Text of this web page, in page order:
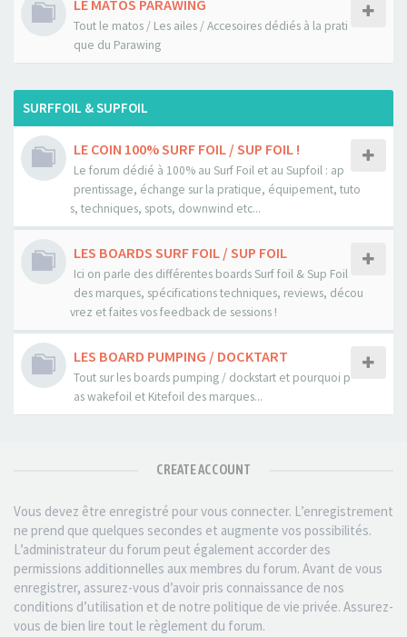
LE MATOS PARAWING
Tout le matos / Les ailes / Accesoires dédiés à la prati
que du Parawing
SURFFOIL & SUPFOIL
LE COIN 100% SURF FOIL / SUP FOIL !
Le forum dédié à 100% au Surf Foil et au Supfoil : ap
prentissage, échange sur la pratique, équipement, tuto
s, techniques, spots, downwind etc...
LES BOARDS SURF FOIL / SUP FOIL
Ici on parle des différentes boards Surf foil & Sup Foil
des marques, spécifications techniques, reviews, décou
vrez et faites vos feedback de sessions !
LES BOARD PUMPING / DOCKTART
Tout sur les boards pumping / dockstart et pourquoi p
as wakefoil et Kitefoil des marques...
CREATE ACCOUNT
Vous devez être enregistré pour vous connecter. L’enregistrement
ne prend que quelques secondes et augmente vos possibilités.
L’administrateur du forum peut également accorder des
permissions additionnelles aux membres du forum. Avant de vous
enregistrer, assurez-vous d’avoir pris connaissance de nos
conditions d’utilisation et de notre politique de vie privée. Assurez-
vous de bien lire tout le règlement du forum.